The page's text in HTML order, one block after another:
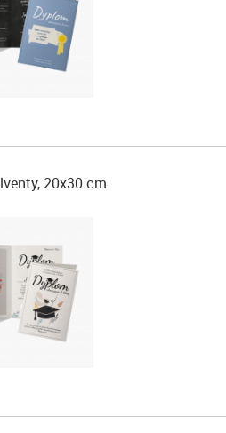
20x30 cm